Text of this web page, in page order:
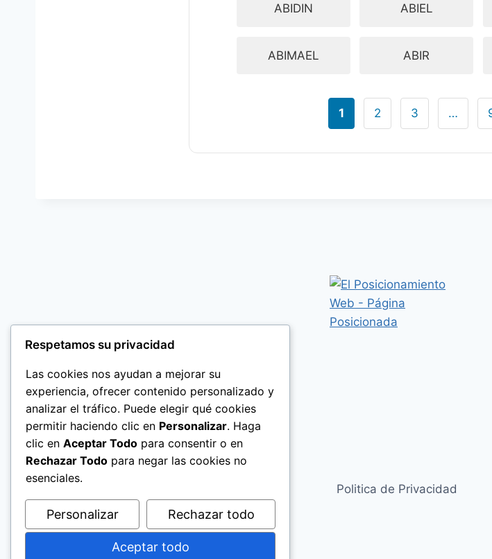
ABIDIN ABIEL
ABIMAEL ABIR
1 2 3 …
Politica de Privacidad
Respetamos su privacidad
Las cookies nos ayudan a mejorar su
experiencia, ofrecer contenido personalizado y
analizar el tráfico. Puede elegir qué cookies
permitir haciendo clic en Personalizar. Haga
clic en Aceptar Todo para consentir o en
Rechazar Todo para negar las cookies no
esenciales.
Personalizar Rechazar todo
Aceptar todo